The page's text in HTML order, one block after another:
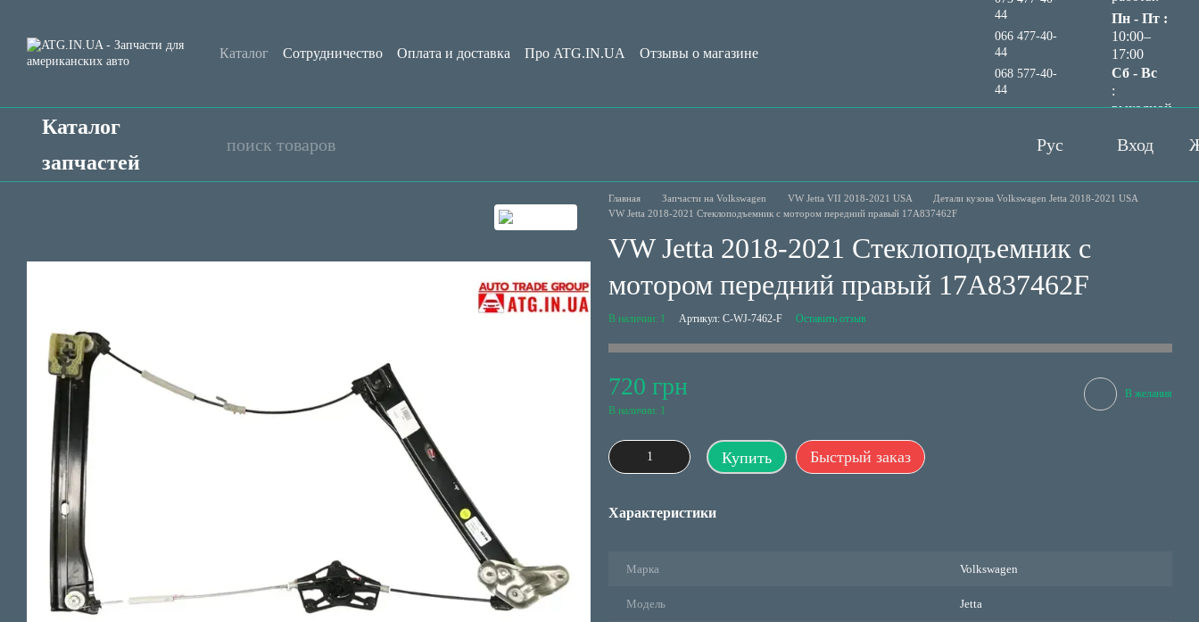
Каталог Сотрудничество Оплата и доставка Про ATG.IN.UA
Отзывы о магазине
44
066 477-40-
44
068 577-40-
44
Перезвонить вам?
Пн - Пт :
10:00–
17:00
Сб - Вс
:
выходной
Каталог
запчастей
Рус Вход
Главная Запчасти на Volkswagen VW Jetta VII 2018-2021 USA
Детали кузова Volkswagen Jetta 2018-2021 USA
VW Jetta 2018-2021 Стеклоподъемник с мотором передний правый 17A837462F
VW Jetta 2018-2021 Стеклоподъемник с
мотором передний правый 17A837462F
В наличии: 1 Артикул: C-WJ-7462-F Оставить отзыв
720 грн
В наличии: 1
В желания
Купить Быстрый заказ
Характеристики
Марка Volkswagen
Модель Jetta